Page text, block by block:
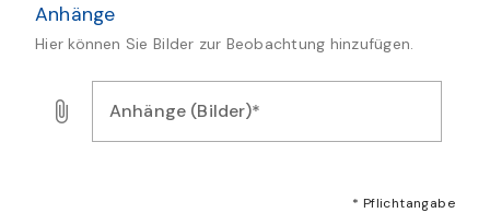
Anhänge
Hier können Sie Bilder zur Beobachtung hinzufügen.
Anhänge (Bilder)*
* Pflichtangabe